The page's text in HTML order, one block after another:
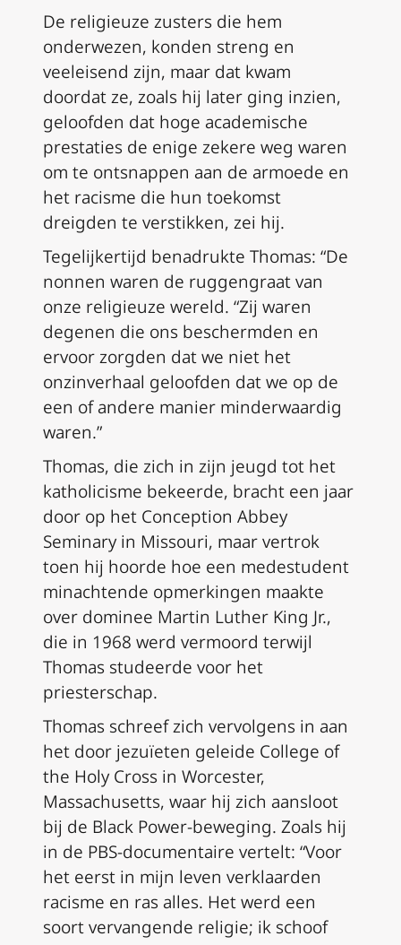
De religieuze zusters die hem
onderwezen, konden streng en
veeleisend zijn, maar dat kwam
doordat ze, zoals hij later ging inzien,
geloofden dat hoge academische
prestaties de enige zekere weg waren
om te ontsnappen aan de armoede en
het racisme die hun toekomst
dreigden te verstikken, zei hij.
Tegelijkertijd benadrukte Thomas: “De
nonnen waren de ruggengraat van
onze religieuze wereld. “Zij waren
degenen die ons beschermden en
ervoor zorgden dat we niet het
onzinverhaal geloofden dat we op de
een of andere manier minderwaardig
waren.”
Thomas, die zich in zijn jeugd tot het
katholicisme bekeerde, bracht een jaar
door op het Conception Abbey
Seminary in Missouri, maar vertrok
toen hij hoorde hoe een medestudent
minachtende opmerkingen maakte
over dominee Martin Luther King Jr.,
die in 1968 werd vermoord terwijl
Thomas studeerde voor het
priesterschap.
Thomas schreef zich vervolgens in aan
het door jezuïeten geleide College of
the Holy Cross in Worcester,
Massachusetts, waar hij zich aansloot
bij de Black Power-beweging. Zoals hij
in de PBS-documentaire vertelt: “Voor
het eerst in mijn leven verklaarden
racisme en ras alles. Het werd een
soort vervangende religie; ik schoof